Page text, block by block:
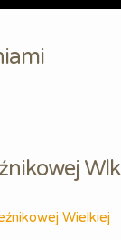
Wlk
Wielkiej